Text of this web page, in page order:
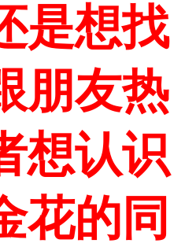
是想找
朋友热
想认识
花的同